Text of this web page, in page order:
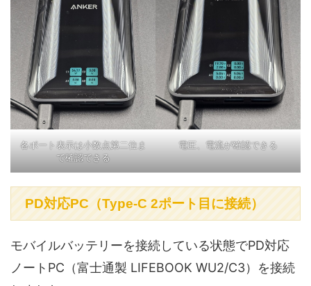
各ポート表示は小数点第二位ま
で確認できる
電圧、電流が確認できる
PD対応PC（Type-C 2ポート目に接続）
モバイルバッテリーを接続している状態でPD対応
ノートPC（富士通製 LIFEBOOK WU2/C3）を接続